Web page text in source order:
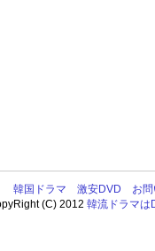
韓国ドラマ 激安DVD
お
(C) 2012韓流ドラマは